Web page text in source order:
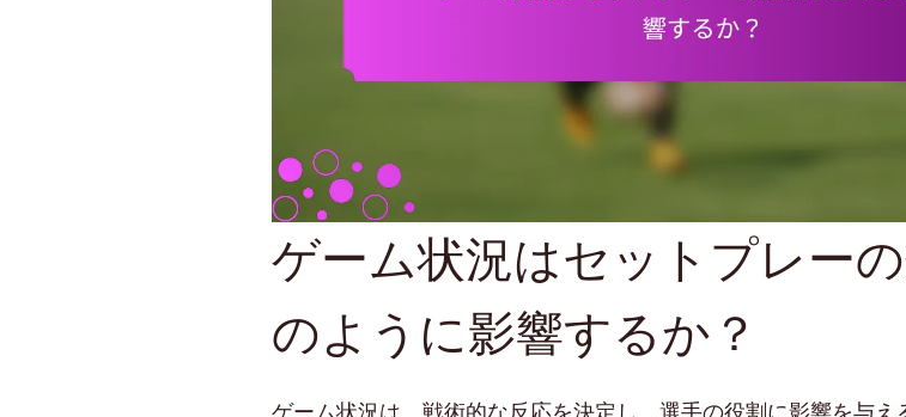
ゲーム状況はセットプレー
のように影響するか？